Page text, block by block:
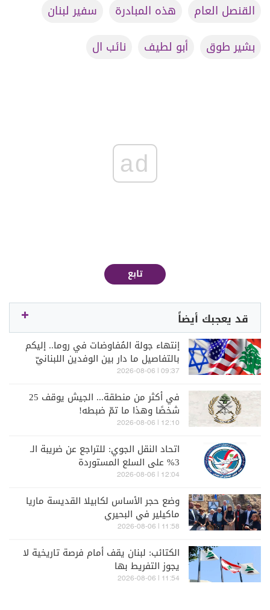
القنصل العام
هذه المبادرة
سفير لبنان
بشير طوق
أبو لطيف نائب ال
ad
تابع
قد يعجبك أيضاً
إنتهاء جولة المُفاوضات في روما.. إليكم
بالتفاصيل ما دار بين الوفدين اللبنانيّ
والإسرائيليّ
09:37 | 2026-08-06
في أكثر من منطقة... الجيش يوقف 25
شخصًا وهذا ما تمّ ضبطه!
12:10 | 2026-08-06
اتحاد النقل الجوي: للتراجع عن ضريبة الـ
3% على السلع المستوردة
12:04 | 2026-08-06
وضع حجر الأساس لكابيلا القديسة ماريا
ماكيلير في البحيري
11:58 | 2026-08-06
الكتائب: لبنان يقف أمام فرصة تاريخية لا
يجوز التفريط بها
11:54 | 2026-08-06